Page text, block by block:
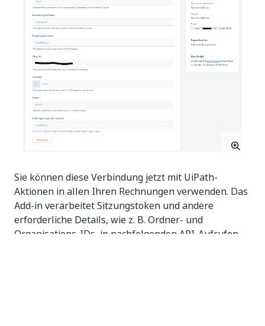
Sie können diese Verbindung jetzt mit UiPath-
Aktionen in allen Ihren Rechnungen verwenden. Das
Add-in verarbeitet Sitzungstoken und andere
erforderliche Details, wie z. B. Ordner- und
Organisations-IDs, in nachfolgenden API-Aufrufen